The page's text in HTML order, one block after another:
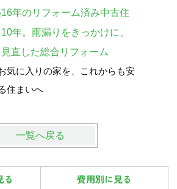
16年のリフォーム済み中古住
年。雨漏りをきっかけに、
直した総合リフォーム
気に入りの家を、これからも安
住まいへ
一覧へ戻る
る
費用別に見る